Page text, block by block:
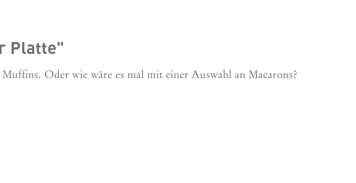
Platte"
Oder wie wäre es mal mit einer Auswahl an Macarons?